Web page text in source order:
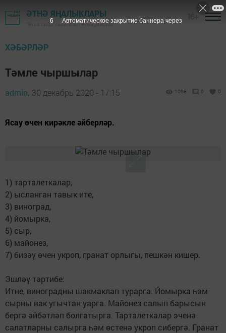
ӘТНӘ ЯҢАЛЫКЛАРЫ
"Әтнә таңы" газетасы - Әтнә районы
ХӘБӘРЛӘР
Тәмле чыршылар
admin, 30 декабрь 2020 - 17:15 1098 0 0
Ясау өчен кирәкле әйберләр.
1) тарталеткалар,
2) ысланган тавык ите,
3) виноград,
4) йомырка,
5) сыр,
6) майонез,
7) бизәү өчен укроп, гранат орлыгы, пешкән кишер.
Эшләү тәртибе:
Итне, виноградны шакмаклап турарга. Йомырка һәм
сырны вак угычтан уарга. Майонез салып барысын
бергә әйбәтләп болгатырга. Тарталеткалар эченә
салатларны салырга һәм өстенә укроп сибергә. Гранат
5 Автоматическое закрытие баннера через